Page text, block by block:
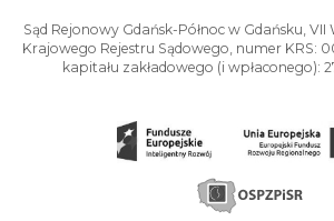
Sąd Rejonowy Gdańsk-Północ w Gdańsku, VII
Krajowego Rejestru Sądowego, numer KRS:
kapitału zakładowego (i wpłaconego):